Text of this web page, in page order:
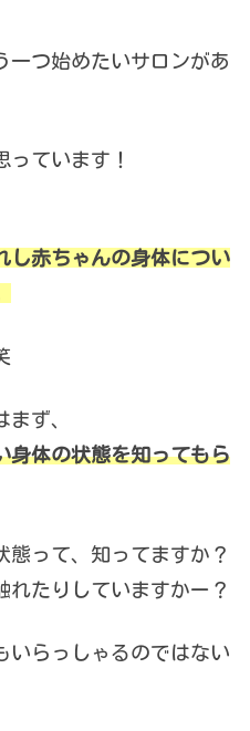
一つ始めたいサロンがあ
ています！
し赤ちゃんの身体につい
ず、
身体の状態を知ってもら
態って、知ってますか？
れたりしていますかー？
いらっしゃるのではない